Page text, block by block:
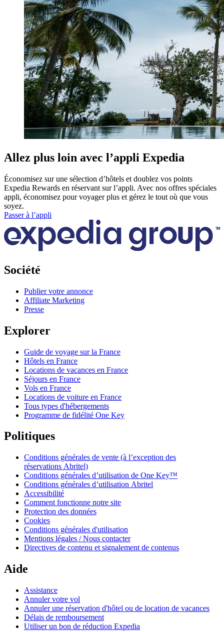
Allez plus loin avec l’appli Expedia
Économisez sur une sélection d’hôtels et doublez vos points
Expedia Rewards en réservant sur l’appli. Avec nos offres spéciales
appli, économisez pour voyager plus et gérez le tout où que vous
soyez.
Passer à l’appli
Société
Publier votre annonce
Affiliate Marketing
Presse
Explorer
Guide de voyage sur la France
Hôtels en France
Locations de vacances en France
Séjours en France
Vols en France
Locations de voiture en France
Tous types d'hébergements
Programme de fidélité One Key
Politiques
Conditions générales de vente (à l’exception des
réservations Abritel)
Conditions générales d’utilisation de One Key™
Conditions générales d’utilisation Abritel
Accessibilité
Comment fonctionne notre site
Protection des données
Cookies
Conditions générales d'utilisation
Mentions légales / Nous contacter
Directives de contenu et signalement de contenus
Aide
Assistance
Annuler votre vol
Annuler une réservation d'hôtel ou de location de vacances
Délais de remboursement
Utiliser un bon de réduction Expedia